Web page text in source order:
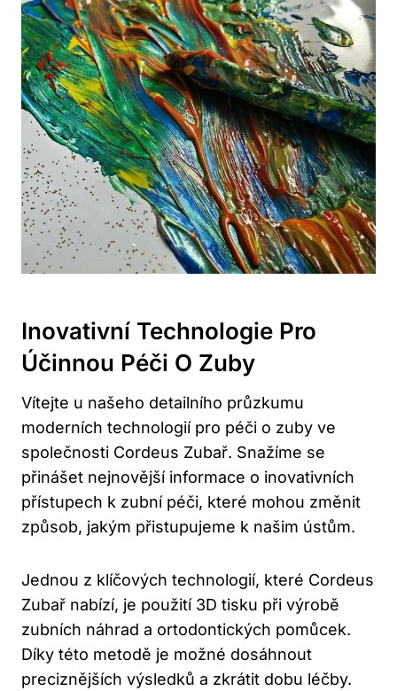
Inovativní Technologie Pro
Účinnou Péči O Zuby
Vítejte u našeho detailního průzkumu
moderních technologií pro péči o zuby ve
společnosti Cordeus Zubař. Snažíme se
přinášet nejnovější informace o inovativních
přístupech k zubní péči, které mohou změnit
způsob, jakým přistupujeme k našim ústům.
Jednou z klíčových technologií, které Cordeus
Zubař nabízí, je použití 3D tisku při výrobě
zubních náhrad a ortodontických pomůcek.
Díky této metodě je možné dosáhnout
preciznějších výsledků a zkrátit dobu léčby.